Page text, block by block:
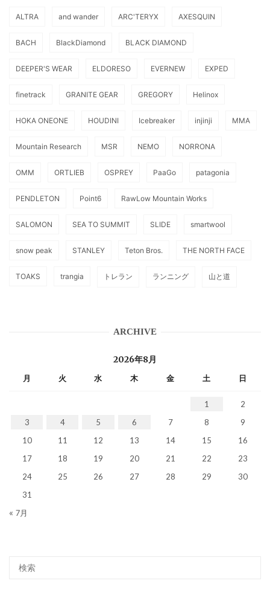
ALTRA and wander ARC'TERYX AXESQUIN
BACH BlackDiamond BLACK DIAMOND
DEEPER'S WEAR ELDORESO EVERNEW EXPED
finetrack GRANITE GEAR GREGORY Helinox
HOKA ONEONE HOUDINI Icebreaker injinji MMA
Mountain Research MSR NEMO NORRONA
OMM ORTLIEB OSPREY PaaGo patagonia
PENDLETON Point6 RawLow Mountain Works
SALOMON SEA TO SUMMIT SLIDE smartwool
snow peak STANLEY Teton Bros. THE NORTH FACE
TOAKS trangia トレラン ランニング 山と道
ARCHIVE
2026年8月
月 火 水 木 金 土 日
1
2
3
4 5 6 7 8
9
10
11 12 13 14 15
16
17
18 19 20 21 22
23
24
25 26 27 28 29
30
31
« 7月